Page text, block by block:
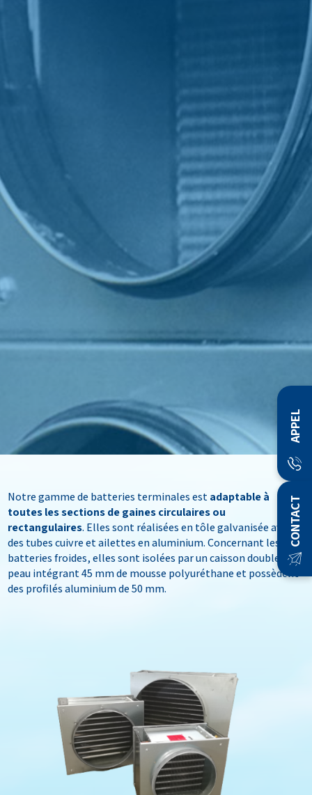
APPEL
CONTACT
Notre gamme de batteries terminales estadaptable à
toutes les sections de gaines circulaires ou
rectangulaires. Elles sont réalisées en tôle galvanisée avec
des tubes cuivre et ailettes en aluminium. Concernant les
batteries froides, elles sont isolées par un caisson double
peau intégrant 45 mm de mousse polyuréthane et possèdent
des profilés aluminium de 50 mm.